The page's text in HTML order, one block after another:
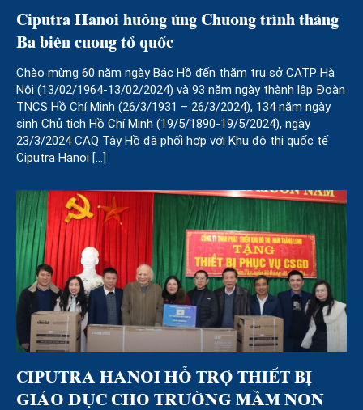
Ciputra Hanoi hưởng ứng Chương trình tháng
Ba biên cương tổ quốc
Chào mừng 60 năm ngày Bác Hồ đến thăm trụ sở CATP Hà
Nội (13/02/1964-13/02/2024) và 93 năm ngày thành lập Đoàn
TNCS Hồ Chí Minh (26/3/1931 – 26/3/2024), 134 năm ngày
sinh Chủ tịch Hồ Chí Minh (19/5/1890-19/5/2024), ngày
23/3/2024 CAQ Tây Hồ đã phối hợp với Khu đô thị quốc tế
Ciputra Hanoi […]
CIPUTRA HANOI HỖ TRỢ THIẾT BỊ
GIÁO DỤC CHO TRƯỜNG MẦM NON